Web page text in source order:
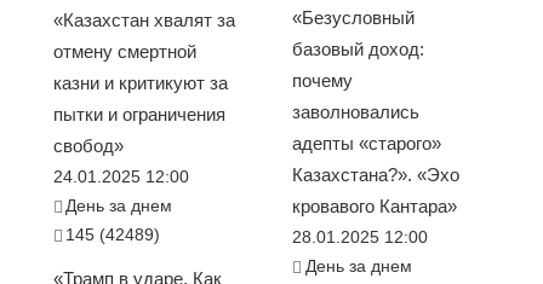
«Казахстан хвалят за
отмену смертной
казни и критикуют за
пытки и ограничения
свобод»
24.01.2025 12:00
День за днем
145 (42489)
«Трамп в ударе. Как
«Безусловный
базовый доход:
почему
заволновались
адепты «старого»
Казахстана?». «Эхо
кровавого Кантара»
28.01.2025 12:00
День за днем